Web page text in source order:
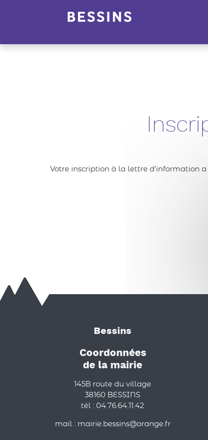
Votre inscription à la lettre d'information a
Bessins
Coordonnées
de la mairie
145B route du village
38160 BESSINS
tél : 04.76.64.11.42
mail : mairie.bessins@orange.fr